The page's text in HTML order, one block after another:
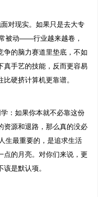
对现实。如果只是去大专
被动——行业越来越卷，
争的脑力赛道里垫底，不如
真手艺的技能，反而更容易
硬挤计算机更靠谱。
：如果你本就不必靠这份
资源和退路，那么真的没必
生最重要的，是追求生活
点的月亮。对你们来说，更
是默认项。